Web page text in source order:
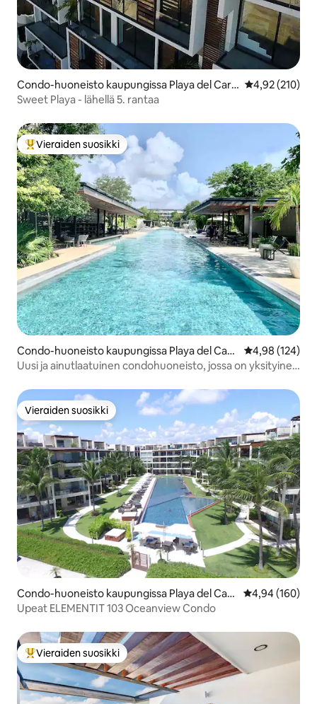
Condo-huoneisto kaupungissa Playa del Car
men
4,92 (210)
Sweet Playa - lähellä 5. rantaa
Vieraiden suosikkien parhaimmistoa
Vieraiden suosikki
Condo-huoneisto kaupungissa Playa del Car
men
4,98 (124)
Uusi ja ainutlaatuinen condohuoneisto, jossa on yksityinen
Vieraiden suosikki
Vieraiden suosikki
Condo-huoneisto kaupungissa Playa del Car
men
4,94 (160)
Upeat ELEMENTIT 103 Oceanview Condo
Vieraiden suosikkien parhaimmistoa
Vieraiden suosikki